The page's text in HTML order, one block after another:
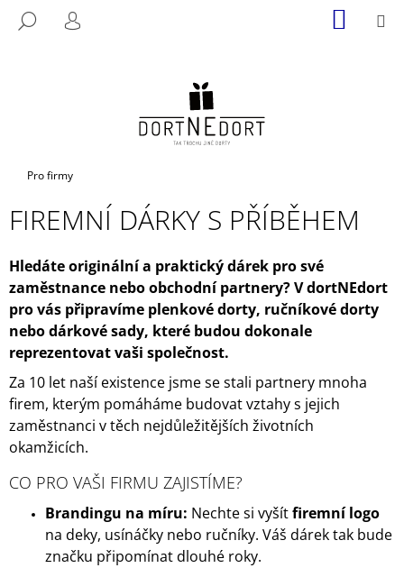
HLEDAT
PŘIHLÁŠENÍ KOŠÍK
Domů
Pro firmy
FIREMNÍ DÁRKY S PŘÍBĚHEM
Hledáte originální a praktický dárek pro své
zaměstnance nebo obchodní partnery? V dortNEdort
pro vás připravíme plenkové dorty, ručníkové dorty
nebo dárkové sady, které budou dokonale
reprezentovat vaši společnost.
Za 10 let naší existence jsme se stali partnery mnoha
firem, kterým pomáháme budovat vztahy s jejich
zaměstnanci v těch nejdůležitějších životních
okamžicích.
CO PRO VAŠI FIRMU ZAJISTÍME?
Brandingu na míru: Nechte si vyšítfiremní logo
na deky, usínáčky nebo ručníky. Váš dárek tak bude
značku připomínat dlouhé roky.
O
Ř
E
B
U
J
E
T
E
N
A
J
Í
T